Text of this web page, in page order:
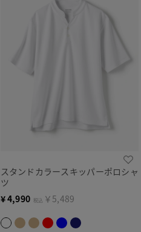
スタンドカラースキッパーポロシャ
ツ
¥4,990 税込 ￥5,489